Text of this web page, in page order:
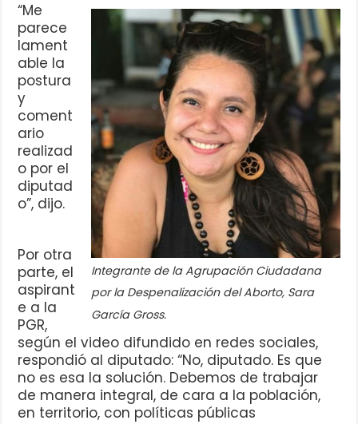
Integrante de la Agrupación Ciudadana
por la Despenalización del Aborto, Sara
García Gross.
“Me
parece
lament
able la
postura
y
coment
ario
realizad
o por el
diputad
o”, dijo.
Por otra
parte, el
aspirant
e a la
PGR,
según el video difundido en redes sociales,
respondió al diputado: “No, diputado. Es que
no es esa la solución. Debemos de trabajar
de manera integral, de cara a la población,
en territorio, con políticas públicas